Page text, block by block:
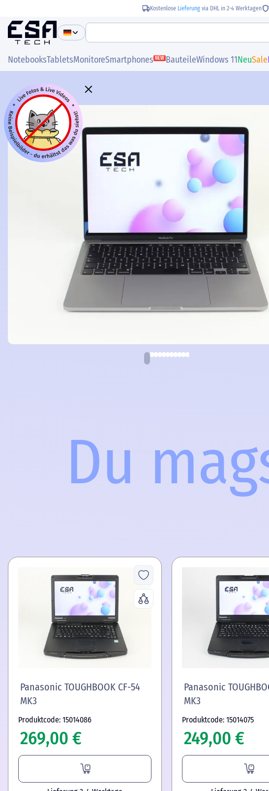
Kostenlose Lieferung via DHL in 2-4 Werktagen
NotebooksTabletsMonitoreSmartphones NEW BauteileWindows 11NeuSale
Du
Panasonic TOUGHBOOK CF-54
MK3
Produktcode: 15014086
269,00 €
Panasonic
MK3
Produktcode: 15014075
249,00 €